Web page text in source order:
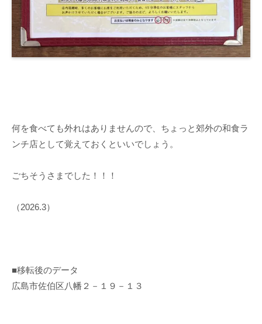
何を食べても外れはありませんので、ちょっと郊外の和食ラ
ンチ店として覚えておくといいでしょう。
ごちそうさまでした！！！
（2026.3）
■移転後のデータ
広島市佐伯区八幡２－１９－１３